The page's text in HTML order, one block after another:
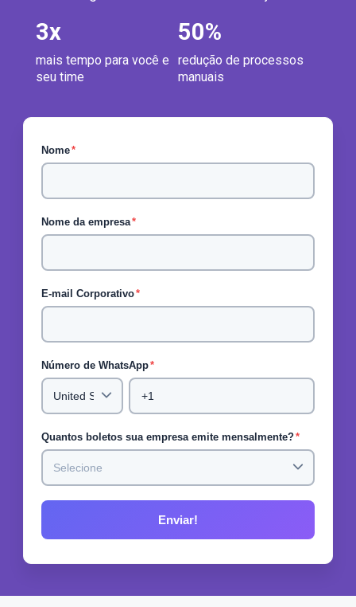
3x
mais tempo para você e
seu time
50%
redução de processos
manuais
Nome*
Nome da empresa*
E-mail Corporativo*
Número de WhatsApp*
Quantos boletos sua empresa emite mensalmente?*